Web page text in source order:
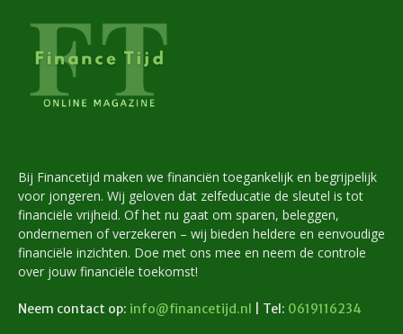
Bij Financetijd maken we financiën toegankelijk en begrijpelijk
voor jongeren. Wij geloven dat zelfeducatie de sleutel is tot
financiële vrijheid. Of het nu gaat om sparen, beleggen,
ondernemen of verzekeren – wij bieden heldere en eenvoudige
financiële inzichten. Doe met ons mee en neem de controle
over jouw financiële toekomst!
Neem contact op: info@financetijd.nl | Tel: 0619116234